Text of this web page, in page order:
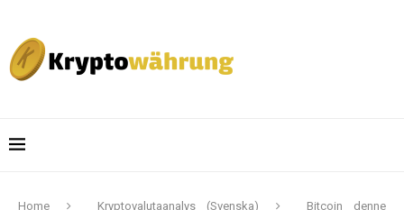
Home Kryptovalutaanalys (Svenska)
Bitcoin denne